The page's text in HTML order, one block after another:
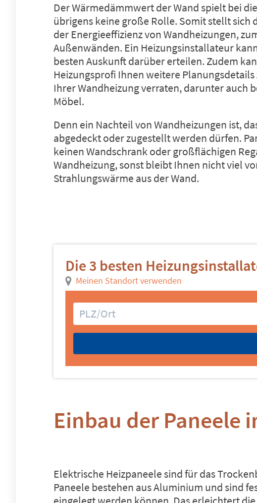
Der Wärmedämmwert der Wand spielt bei
übrigens keine große Rolle. Somit stellt sich
der Energieeffizienz von Wandheizungen,
Außenwänden. Ein Heizungsinstallateur
besten Auskunft darüber erteilen. Zudem
Heizungsprofi Ihnen weitere Planungsdetails
Ihrer Wandheizung verraten, darunter auch
Möbel.
Denn ein Nachteil von Wandheizungen ist,
abgedeckt oder zugestellt werden dürfen.
keinen Wandschrank oder großflächigen
Wandheizung, sonst bleibt Ihnen nicht viel
Strahlungswärme aus der Wand.
Die 3 besten
Meinen Standort verwenden
Einbau der Paneele
Elektrische Heizpaneele sind für das
Paneele bestehen aus Aluminium und sind